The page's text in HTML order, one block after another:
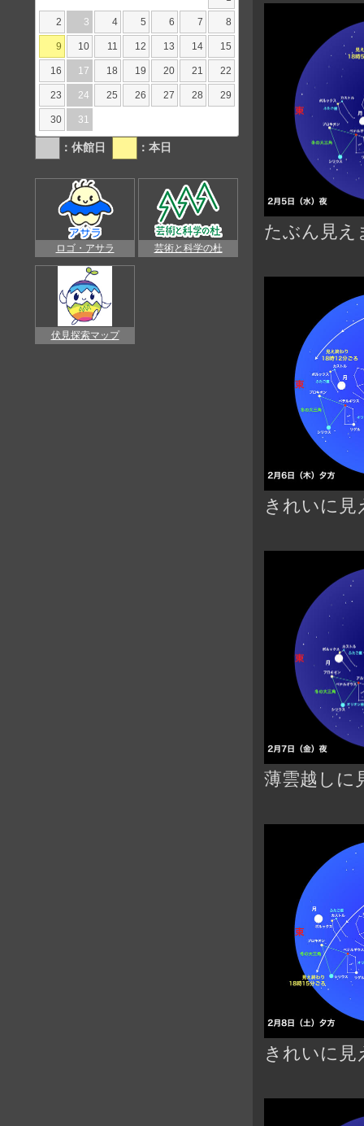
たぶん見え
きれいに見
薄雲越しに
きれいに見
2 3 4 5 6 7 8
9 10 11 12 13 14 15
16 17 18 19 20 21 22
23 24 25 26 27 28 29
30 31
：休館日 ：本日
ロゴ・アサラ 芸術と科学の杜
伏見探索マップ